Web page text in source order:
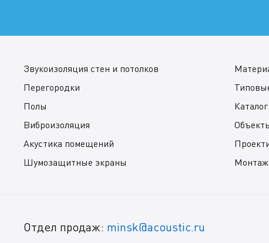
Звукоизоляция стен и потолков
Перегородки
Полы
Виброизоляция
Акустика помещений
Шумозащитные экраны
Монтаж
Отдел продаж: minsk@acoustic.ru